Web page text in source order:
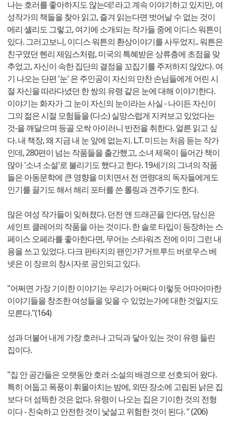
나는 호러를 좋아하지도 않는데! 라고 계속 이야기하고 있지만, 여
성작가의 책들을 찾아 읽고, 즐겨 읽는다면 벗어날 수 없는 것이
메리 셸리도 그렇고, 여기에 소개되는 작가들 중에 이디스 워튼이
있다. 그러고보니, 이디스 워튼의 환상이야기를 사두었지.. 워튼은
친구였던 헨리 제임스처럼, 미국의 특혜받은 상류층에 초점을 맞
추었고, 자신이 속한 집단의 결점을 꼬집기를 주저하지 않았다. 여
기 나오는 단편 '눈' 은 주인공이 자신의 만찬 손님들에게 어린 시
절 자신을 따라다녔던 한 쌍의 유령 같은 눈에 대해 이야기한다.
이야기는 화자가 그 눈이 자신의 눈이라는 사실 - 나이든 자신이
그의 젊은 시절 모험들을 (다소) 실망스럽게 지켜보고 있었다는
것-을 깨달으며 등골 오싹 아이러니 반전을 취한다. 얼른 읽고 싶
다. 내 책장, 왜 지금 내 눈 앞에 없는지. L.T. 미드는 처음 듣는 작가
인데, 280편이 넘는 작품들을 출간했고, 소녀 제목이 들어간 책이
많아 '소녀 소설'로 불리기도 했다고 한다. 19세기의 그녀의 작품
들은 아동문학에 큰 영향을 미치면서 전 연령대의 독자들에게도
인기를 끌기도 해서 해리 포터를 쓴 롤링과 견주기도 한다.
많은 여성 작가들이 잊혀졌다. 던전 앤 드래곤을 안다면, 당신은
세인트 클레어의 작품을 아는 것이다. 한 솔로 타입이 등장하는 스
페이스 오페라를 좋아한다면, 무어는 스타워즈 전에 이미 그런 내
용을 쓰고 있었다. 다크 판타지의 팬인가? 거트루드 버로우스 베
넷은 이 장르의 창시자로 공인되고 있다.
"어쩌면 가장 기이한 이야기는 우리가 어쩌다 이렇듯 어마어마한
이야기들을 창조한 여성들을 잊을 수 있었는가에 대한 것일지도
모른다."(164)
성과 더불어 내게 가장 호러나 고딕과 닿아 있는 것이 유령 들린
집이다.
"집 안 공간들은 오랫동안 호러 소설의 배경으로 선호되어 왔다.
특히 어둡고 폭풍이 휘몰아치는 밤에, 외딴 장소에 고립된 낡은 집
보다 더 섬뜩한 것은 없다. 유령이 나오는 집은 기이한 것의 전형
이다 - 친숙하고 안전한 것이 낯설고 위험한 것이 된다. " (206)